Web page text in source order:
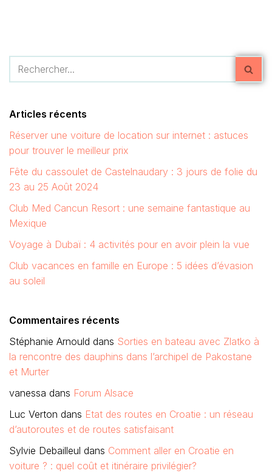
Articles récents
Réserver une voiture de location sur internet : astuces
pour trouver le meilleur prix
Fête du cassoulet de Castelnaudary : 3 jours de folie du
23 au 25 Août 2024
Club Med Cancun Resort : une semaine fantastique au
Mexique
Voyage à Dubaï : 4 activités pour en avoir plein la vue
Club vacances en famille en Europe : 5 idées d’évasion
au soleil
Commentaires récents
Stéphanie Arnould dans Sorties en bateau avec Zlatko à
la rencontre des dauphins dans l’archipel de Pakostane
et Murter
vanessa dans Forum Alsace
Luc Verton dans Etat des routes en Croatie : un réseau
d’autoroutes et de routes satisfaisant
Sylvie Debailleul dans Comment aller en Croatie en
voiture ? : quel coût et itinéraire privilégier?